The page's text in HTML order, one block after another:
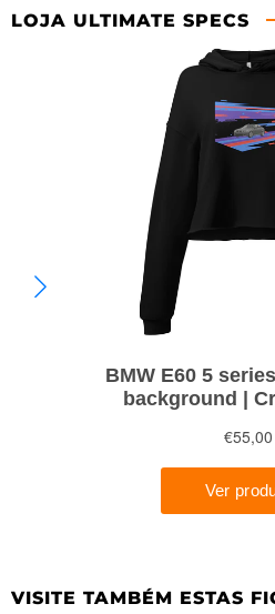
LOJA ULTIMATE SPECS
VISITE TAMBÉM ESTAS